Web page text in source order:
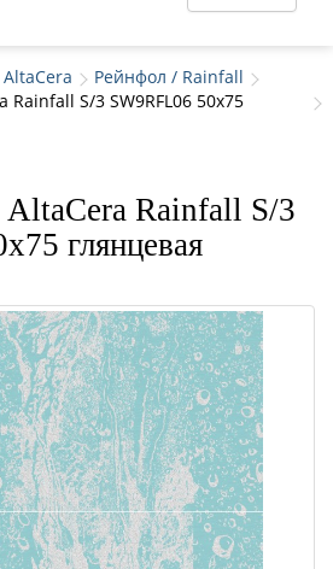
AltaCera
Рейнфол / Rainfall
Rainfall S/3 SW9RFL06 50x75
Rainfall S/3
глянцевая